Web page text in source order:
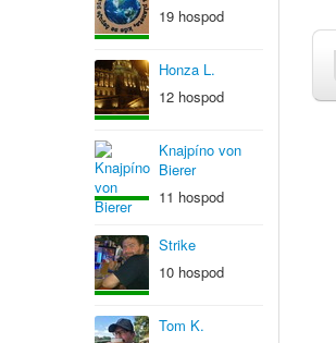
19 hospod
Honza L.
12 hospod
Knajpíno von
Bierer
11 hospod
Strike
10 hospod
Tom K.